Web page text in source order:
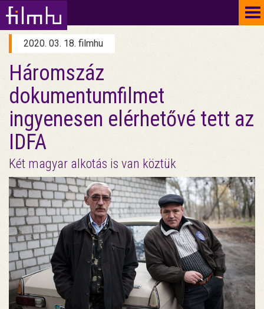
2020. 03. 18. filmhu
Háromszáz
dokumentumfilmet
ingyenesen elérhetővé tett az
IDFA
Két magyar alkotás is van köztük